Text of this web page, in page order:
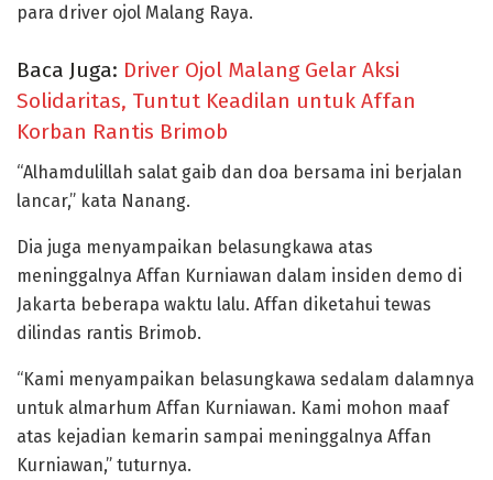
para driver ojol Malang Raya.
Baca Juga: Driver Ojol Malang Gelar Aksi
Solidaritas, Tuntut Keadilan untuk Affan
Korban Rantis Brimob
“Alhamdulillah salat gaib dan doa bersama ini berjalan
lancar,” kata Nanang.
Dia juga menyampaikan belasungkawa atas
meninggalnya Affan Kurniawan dalam insiden demo di
Jakarta beberapa waktu lalu. Affan diketahui tewas
dilindas rantis Brimob.
“Kami menyampaikan belasungkawa sedalam dalamnya
untuk almarhum Affan Kurniawan. Kami mohon maaf
atas kejadian kemarin sampai meninggalnya Affan
Kurniawan,” tuturnya.